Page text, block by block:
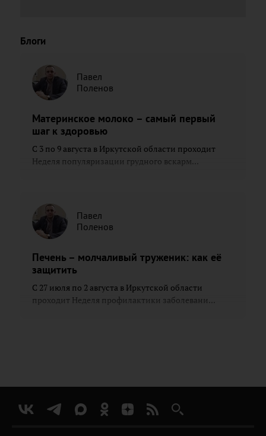
Блоги
Павел
Поленов
Материнское молоко – самый первый
шаг к здоровью
С 3 по 9 августа в Иркутской области проходит
Неделя популяризации грудного вскарм...
Павел
Поленов
Печень – молчаливый труженик: как её
защитить
С 27 июля по 2 августа в Иркутской области
проходит Неделя профилактики заболевани...